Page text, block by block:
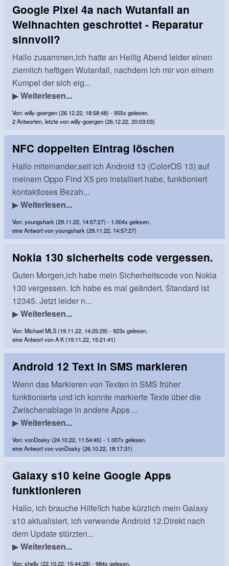
Google Pixel 4a nach Wutanfall an
Weihnachten geschrottet - Reparatur
sinnvoll?
Hallo zusammen,ich hatte an Heilig Abend leider einen
ziemlich heftigen Wutanfall, nachdem ich mir von einem
Kumpel der sich eig...
▶Weiterlesen...
Von: willy-goergen (26.12.22, 18:58:48) - 955x gelesen.
2 Antworten, letzte von willy-goergen (26.12.22, 20:03:03)
NFC doppelten Eintrag löschen
Hallo miteinander,seit ich Android 13 (ColorOS 13) auf
meinem Oppo Find X5 pro installiert habe, funktioniert
kontaktloses Bezah...
▶Weiterlesen...
Von: youngshark (29.11.22, 14:57:27) - 1.004x gelesen.
eine Antwort von youngshark (29.11.22, 14:57:27)
Nokia 130 sicherheits code vergessen.
Guten Morgen,ich habe mein Sicherheitscode von Nokia
130 vergessen. Ich habe es mal geändert. Standard ist
12345. Jetzt leider n...
▶Weiterlesen...
Von: Michael MLS (19.11.22, 14:25:29) - 923x gelesen.
eine Antwort von A K (19.11.22, 15:21:41)
Android 12 Text in SMS markieren
Wenn das Markieren von Texten in SMS früher
funktionierte und ich konnte markierte Texte über die
Zwischenablage in andere Apps ...
▶Weiterlesen...
Von: vonDosky (24.10.22, 11:54:45) - 1.007x gelesen.
eine Antwort von vonDosky (26.10.22, 18:17:31)
Galaxy s10 keine Google Apps
funktionieren
Hallo, ich brauche Hilfe!Ich habe kürzlich mein Galaxy
s10 aktualisiert, ich verwende Android 12.Direkt nach
dem Update stürzten...
▶Weiterlesen...
Von: shelly (22.10.22, 15:44:28) - 984x gelesen.